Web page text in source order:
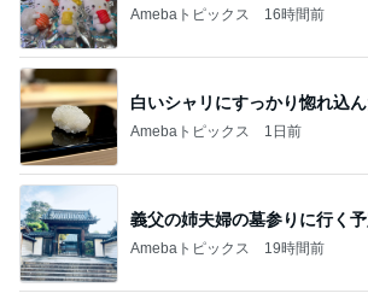
Amebaトピックス 16時間前
白いシャリにすっかり惚れ込
Amebaトピックス 1日前
義父の姉夫婦の墓参りに行く
Amebaトピックス 19時間前